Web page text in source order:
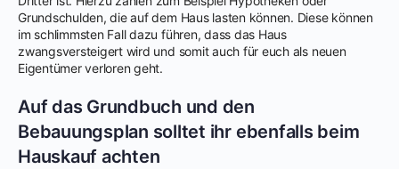
Grundschulden, die auf dem Haus lasten können. Diese können
im schlimmsten Fall dazu führen, dass das Haus
zwangsversteigert wird und somit auch für euch als neuen
Eigentümer verloren geht.
Auf das Grundbuch und den
Bebauungsplan solltet ihr ebenfalls beim
Hauskauf achten